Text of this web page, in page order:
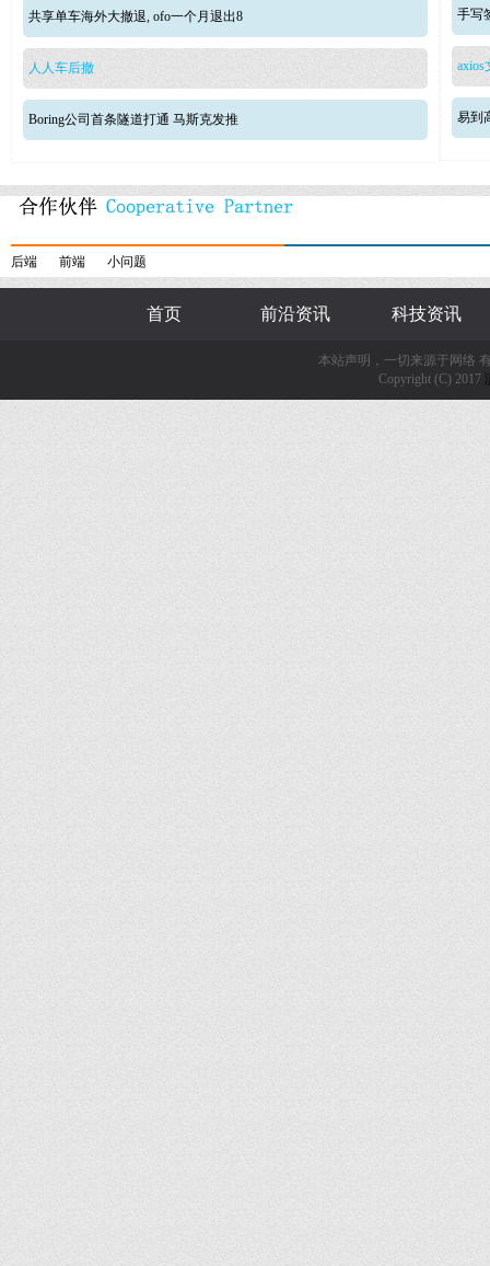
共享单车海外大撤退, ofo一个月退出8
人人车后撤
Boring公司首条隧道打通 马斯克发推
手写
axios
易到
后端 前端 小问题
首页 前沿资讯 科技资讯
本站声明，一切来源于网络
Copyright (C) 2017